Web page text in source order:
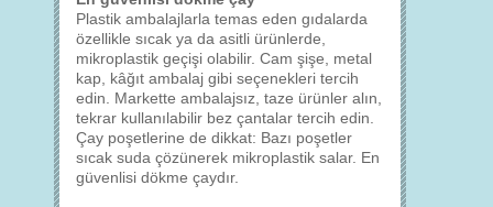
Plastik ambalajlarla temas eden gıdalarda
özellikle sıcak ya da asitli ürünlerde,
mikroplastik geçişi olabilir. Cam şişe, metal
kap, kâğıt ambalaj gibi seçenekleri tercih
edin. Markette ambalajsız, taze ürünler alın,
tekrar kullanılabilir bez çantalar tercih edin.
Çay poşetlerine de dikkat: Bazı poşetler
sıcak suda çözünerek mikroplastik salar. En
güvenlisi dökme çaydır.